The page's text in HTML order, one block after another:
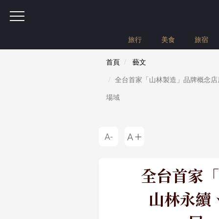
旅行 美食 旅宿
首頁
藝文
全台首家「山林製造」品牌概念
場域
全台首家
山林永續